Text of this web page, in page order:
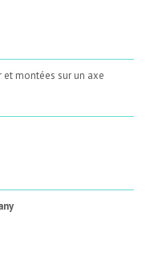
et montées sur un axe